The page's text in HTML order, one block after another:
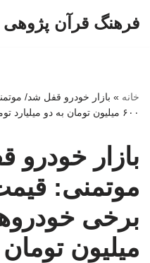
فرهنگ قرآن
خانه » بازار خودرو قفل شد/
۶۰۰ میلیون تومان به دو میلیارد تومان رسید
بازار
موتمنی:
میلیون تومان